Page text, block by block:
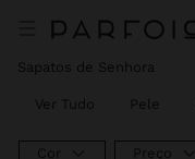
Sapatos de Senhora
Ver Tudo Pele
Cor Preço